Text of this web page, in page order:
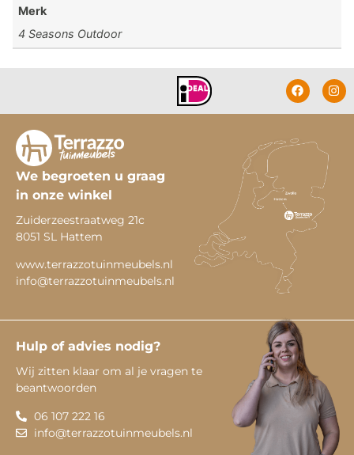
Merk
4 Seasons Outdoor
We begroeten u graag
in onze winkel
Zuiderzeestraatweg 21c
8051 SL Hattem
www.terrazzotuinmeubels.nl
info@terrazzotuinmeubels.nl
Hulp of advies nodig?
Wij zitten klaar om al je vragen te
beantwoorden
06 107 222 16
info@terrazzotuinmeubels.nl